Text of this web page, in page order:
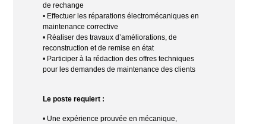
de rechange
• Effectuer les réparations électromécaniques en
maintenance corrective
• Réaliser des travaux d’améliorations, de
reconstruction et de remise en état
• Participer à la rédaction des offres techniques
pour les demandes de maintenance des clients
Le poste requiert :
• Une expérience prouvée en mécanique,